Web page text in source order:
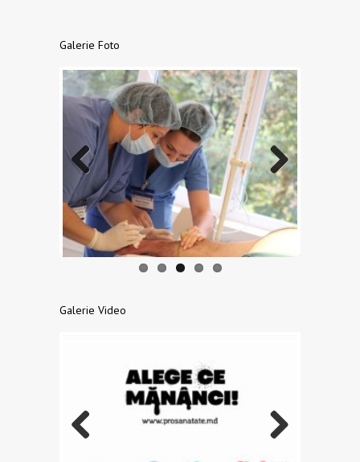
Galerie Foto
Previo
us
Next
Galerie Video